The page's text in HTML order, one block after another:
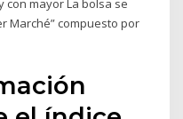
con mayor La bolsa se
Marché” compuesto por